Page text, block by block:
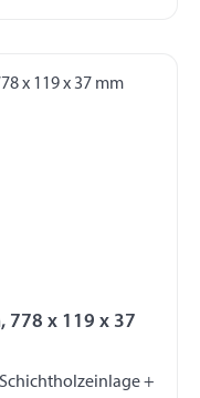
778 x 119 x 37
+